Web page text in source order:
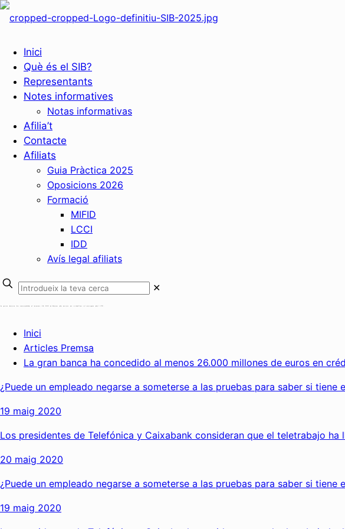
Inici
Què és el SIB?
Representants
Notes informatives
Notas informativas
Afilia’t
Contacte
Afiliats
Guia Pràctica 2025
Oposicions 2026
Formació
MIFID
LCCI
IDD
Avís legal afiliats
✕
Inici
Articles Premsa
La gran banca ha concedido al menos 26.000 millones de euros en créditos al margen
¿Puede un empleado negarse a someterse a las pruebas para saber si tiene el coronavirus?
19 maig 2020
Los presidentes de Telefónica y Caixabank consideran que el teletrabajo ha llegado para
20 maig 2020
¿Puede un empleado negarse a someterse a las pruebas para saber si tiene el coronavirus?
19 maig 2020